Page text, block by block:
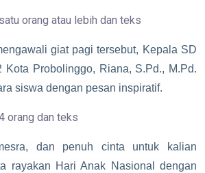
giat pagi tersebut, Kepala SD
Kota Probolinggo, Riana, S.Pd., M.Pd.
siswa dengan pesan inspiratif.
dan penuh cinta untuk kalian
rayakan Hari Anak Nasional dengan